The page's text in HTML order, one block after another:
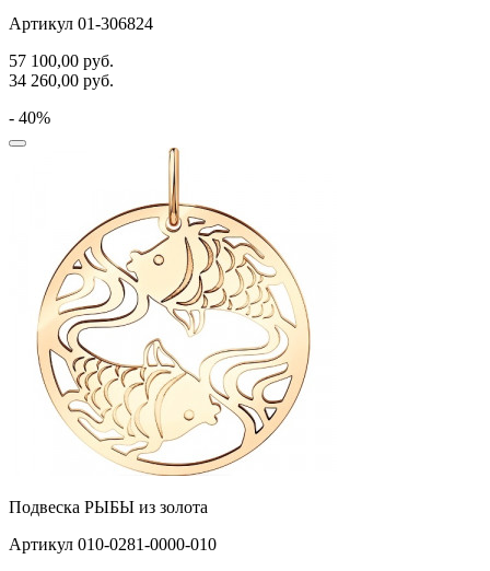
Артикул 01-306824
57 100,00 руб.
34 260,00 руб.
- 40%
Подвеска РЫБЫ из золота
Артикул 010-0281-0000-010